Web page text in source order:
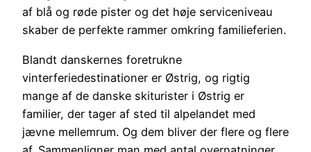
af blå og røde pister og det høje serviceniveau
skaber de perfekte rammer omkring familieferien.
Blandt danskernes foretrukne
vinterferiedestinationer er Østrig, og rigtig
mange af de danske skiturister i Østrig er
familier, der tager af sted til alpelandet med
jævne mellemrum. Og dem bliver der flere og flere